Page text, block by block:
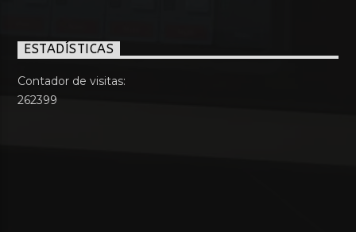
ESTADÍSTICAS
Contador de visitas:
262399